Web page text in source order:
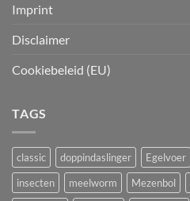
Imprint
Disclaimer
Cookiebeleid (EU)
TAGS
classic doppindaslinger Egelvoer
insecten
meelworm Mezenbol